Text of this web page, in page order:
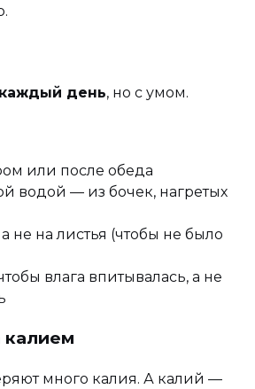
каждый день, но с умом.
или после обеда
водой — из бочек, нагретых
не на листья (чтобы не было
влага впитывалась, а не
много калия. А калий —